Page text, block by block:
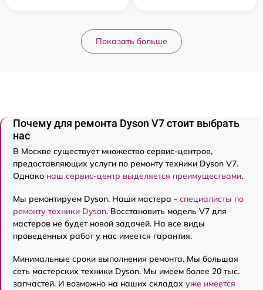
Показать больше
Почему для ремонта Dyson V7 стоит выбрать
нас
В Москве существует множество сервис-центров,
предоставляющих услуги по ремонту техники Dyson V7.
Однако наш сервис-центр выделяется преимуществами.
Мы ремонтируем Dyson. Наши мастера - специалисты по
ремонту техники Dyson. Восстановить модель V7 для
мастеров не будет новой задачей. На все виды
проведенных работ у нас имеется гарантия.
Минимальные сроки выполнения ремонта. Мы большая
сеть мастерских техники Dyson. Мы имеем более 20 тыс.
запчастей. И возможно на наших складах уже имеется